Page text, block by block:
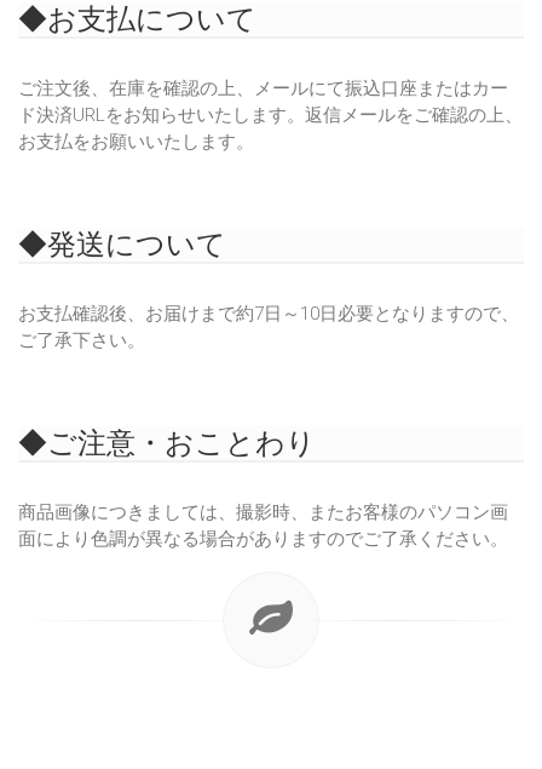
◆お支払について
ご注文後、在庫を確認の上、メールにて振込口座またはカー
ド決済URLをお知らせいたします。返信メールをご確認の上、
お支払をお願いいたします。
◆発送について
お支払確認後、お届けまで約7日～10日必要となりますので、
ご了承下さい。
◆ご注意・おことわり
商品画像につきましては、撮影時、またお客様のパソコン画
面により色調が異なる場合がありますのでご了承ください。